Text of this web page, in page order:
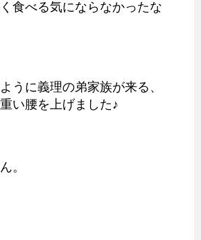
食べる気にならなかったな
うに義理の弟家族が来る、
い腰を上げました♪
。